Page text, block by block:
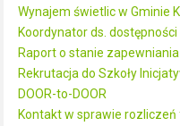
Wynajem świetlic w Gminie
Koordynator ds.
Raport o stanie
Rekrutacja do Szkoły
DOOR-to-DOOR
Kontakt w sprawie